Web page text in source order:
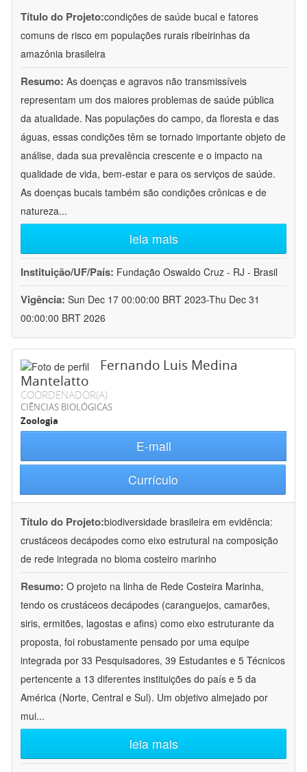
Título do Projeto:condições de saúde bucal e fatores
comuns de risco em populações rurais ribeirinhas da
amazônia brasileira
Resumo: As doenças e agravos não transmissíveis
representam um dos maiores problemas de saúde pública
da atualidade. Nas populações do campo, da floresta e das
águas, essas condições têm se tornado importante objeto de
análise, dada sua prevalência crescente e o impacto na
qualidade de vida, bem-estar e para os serviços de saúde.
As doenças bucais também são condições crônicas e de
natureza...
leia mais
Instituição/UF/País: Fundação Oswaldo Cruz - RJ - Brasil
Vigência: Sun Dec 17 00:00:00 BRT 2023-Thu Dec 31
00:00:00 BRT 2026
Fernando Luis Medina
Mantelatto
COORDENADOR(A)
CIÊNCIAS BIOLÓGICAS
Zoologia
E-mail
Currículo
Título do Projeto:biodiversidade brasileira em evidência:
crustáceos decápodes como eixo estrutural na composição
de rede integrada no bioma costeiro marinho
Resumo: O projeto na linha de Rede Costeira Marinha,
tendo os crustáceos decápodes (caranguejos, camarões,
siris, ermitões, lagostas e afins) como eixo estruturante da
proposta, foi robustamente pensado por uma equipe
integrada por 33 Pesquisadores, 39 Estudantes e 5 Técnicos
pertencente a 13 diferentes instituições do país e 5 da
América (Norte, Central e Sul). Um objetivo almejado por
mui...
leia mais